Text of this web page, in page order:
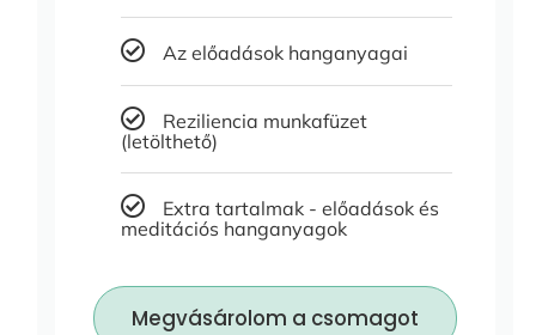
Az előadások hanganyagai
Reziliencia munkafüzet
(letölthető)
Extra tartalmak - előadások és
meditációs hanganyagok
Megvásárolom a csomagot